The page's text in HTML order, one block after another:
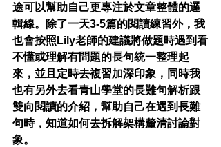
途可以幫助自己更專注於文章整體的邏
輯線。除了一天3-5篇的閱讀練習外，我
也會按照Lily老師的建議將做題時遇到看
不懂或理解有問題的長句統一整理起
來，並且定時去複習加深印象，同時我
也有另外去看青山學堂的長難句解析跟
雙向閱讀的介紹，幫助自己在遇到長難
句時，知道如何去拆解架構釐清討論對
象。